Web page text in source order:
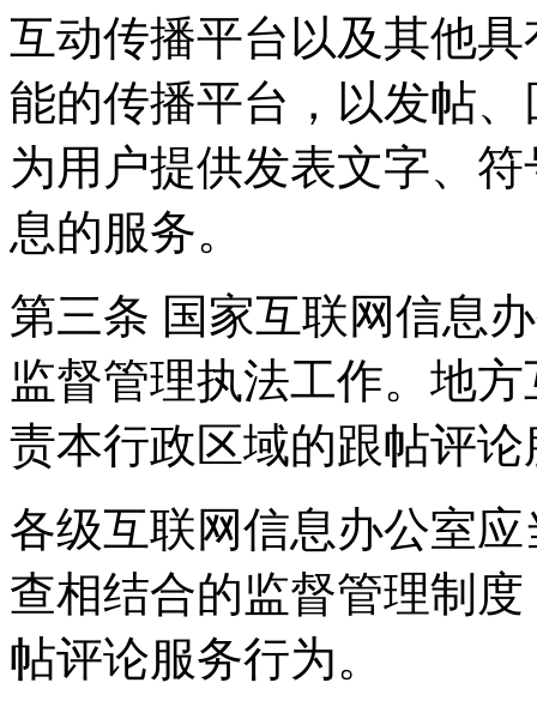
互动传播平台以及其他
能的传播平台，以发帖
为用户提供发表文字、
息的服务。
第三条 国家互联网信息
监督管理执法工作。地
责本行政区域的跟帖评
各级互联网信息办公室
查相结合的监督管理制
帖评论服务行为。